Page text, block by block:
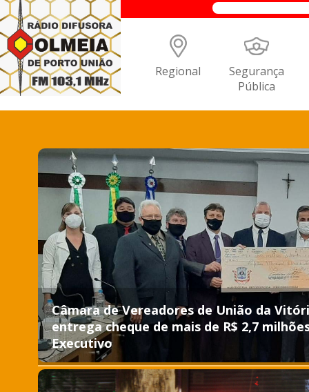
Regional Segurança
Pública
Câmara de Vereadores de União da
entrega cheque de mais de R$ 2,7
Executivo